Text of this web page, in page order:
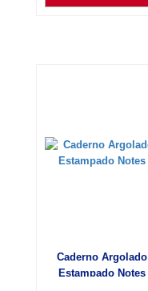
Caderno Argolado
Estampado Notes